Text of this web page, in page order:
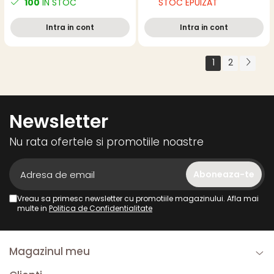
Model Fellowes 460M
100 IN STOC
Intra in cont
Alba - Suport Flexibil si
Rezistent
STOC EPUIZAT
Intra in cont
1 2
Newsletter
Nu rata ofertele si promotiile noastre
Vreau sa primesc newsletter cu promotiile magazinului. Afla mai
multe in Politica de Confidentialitate
Magazinul meu